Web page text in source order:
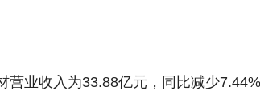
营业收入为33.88亿元，同比减少